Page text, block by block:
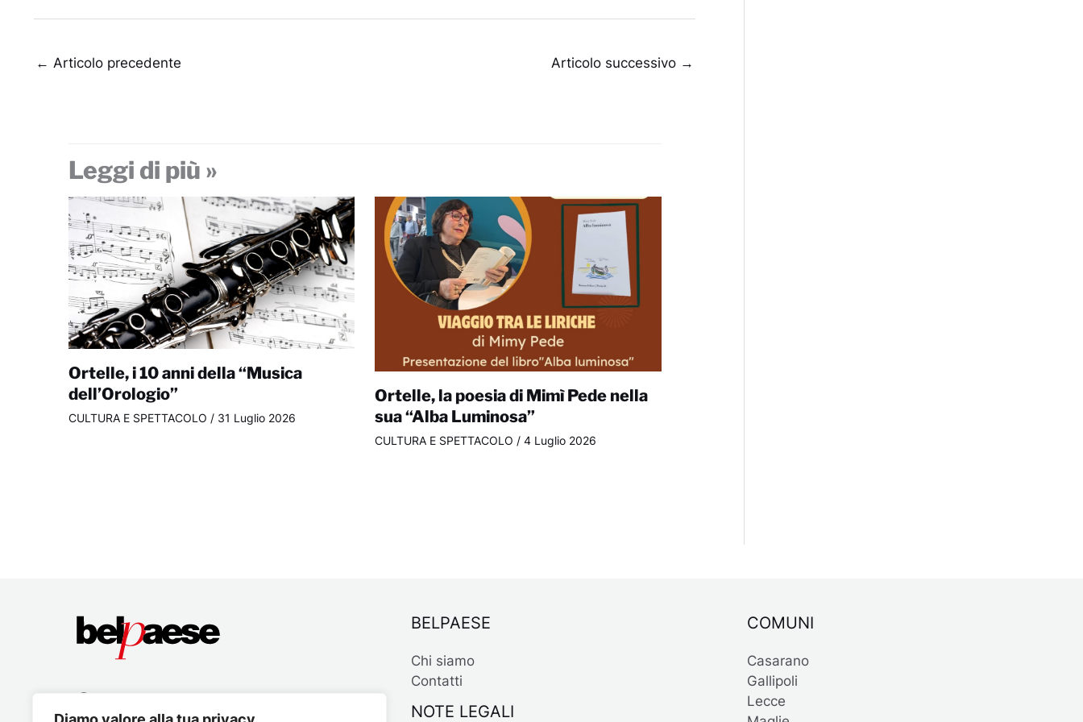
← Articolo precedente Articolo successivo →
Leggi di più »
Ortelle, i 10 anni della “Musica
dell’Orologio”
CULTURA E SPETTACOLO / 31 Luglio 2026
Ortelle, la poesia di Mimì Pede nella
sua “Alba Luminosa”
CULTURA E SPETTACOLO / 4 Luglio 2026
BELPAESE
Chi siamo
Contatti
NOTE LEGALI
COMUNI
Casarano
Gallipoli
Lecce